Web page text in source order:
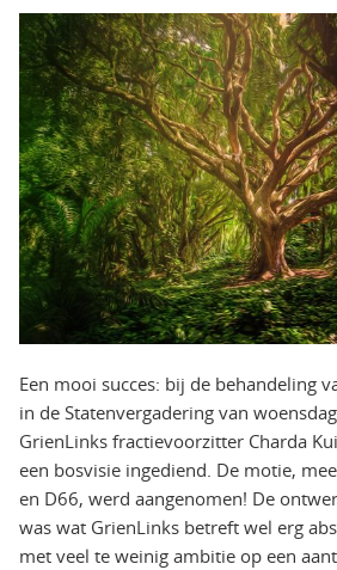
Een mooi succes: bij de behandeling
in de Statenvergadering van
GrienLinks fractievoorzitter Charda
een bosvisie ingediend. De motie,
en D66, werd aangenomen! De
was wat GrienLinks betreft wel erg
met veel te weinig ambitie op een